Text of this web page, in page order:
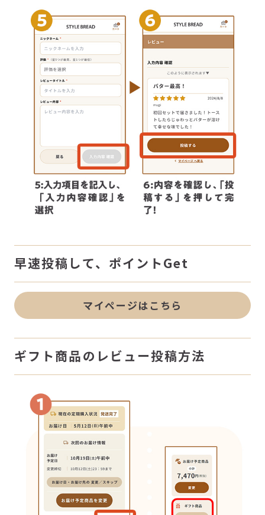
早速投稿して、ポイントGet
マイページはこちら
ギフト商品のレビュー投稿方法